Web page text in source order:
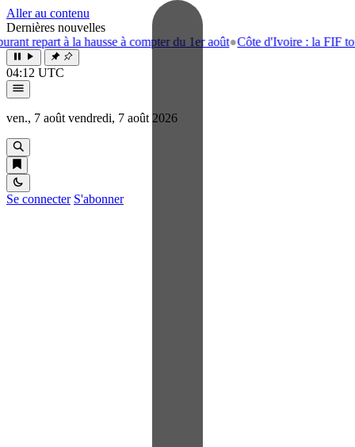
Aller au contenu
Dernières nouvelles
à la hausse à compter du 1er août●Côte d'Ivoire : la FIF tourne la
04:12 UTC
ven., 7 août vendredi, 7 août 2026
Se connecter S'abonner